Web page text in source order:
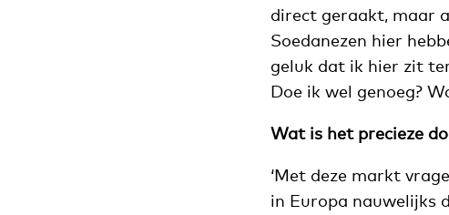
direct geraakt, maar
Soedanezen hier
geluk dat ik hier zit
Doe ik wel genoeg?
Wat is het precieze
‘Met deze markt
in Europa nauwelijks